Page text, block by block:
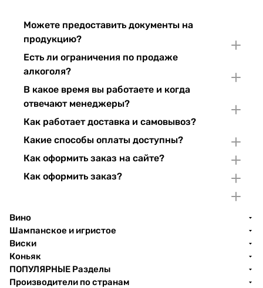
Можете предоставить документы на
продукцию?
Есть ли ограничения по продаже
алкоголя?
В какое время вы работаете и когда
отвечают менеджеры?
Как работает доставка и самовывоз?
Какие способы оплаты доступны?
Как оформить заказ на сайте?
Как оформить заказ?
Вино
Шампанское и игристое
Виски
Коньяк
ПОПУЛЯРНЫЕ Разделы
Производители по странам